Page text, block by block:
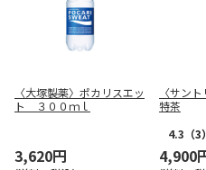
〈大塚製薬〉ポカリスエッ
ト ３００ｍｌ
3,620円
〈サン
特茶
4.3 （3）
4,900